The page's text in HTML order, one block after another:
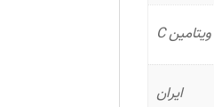
ویتامین C
ایران